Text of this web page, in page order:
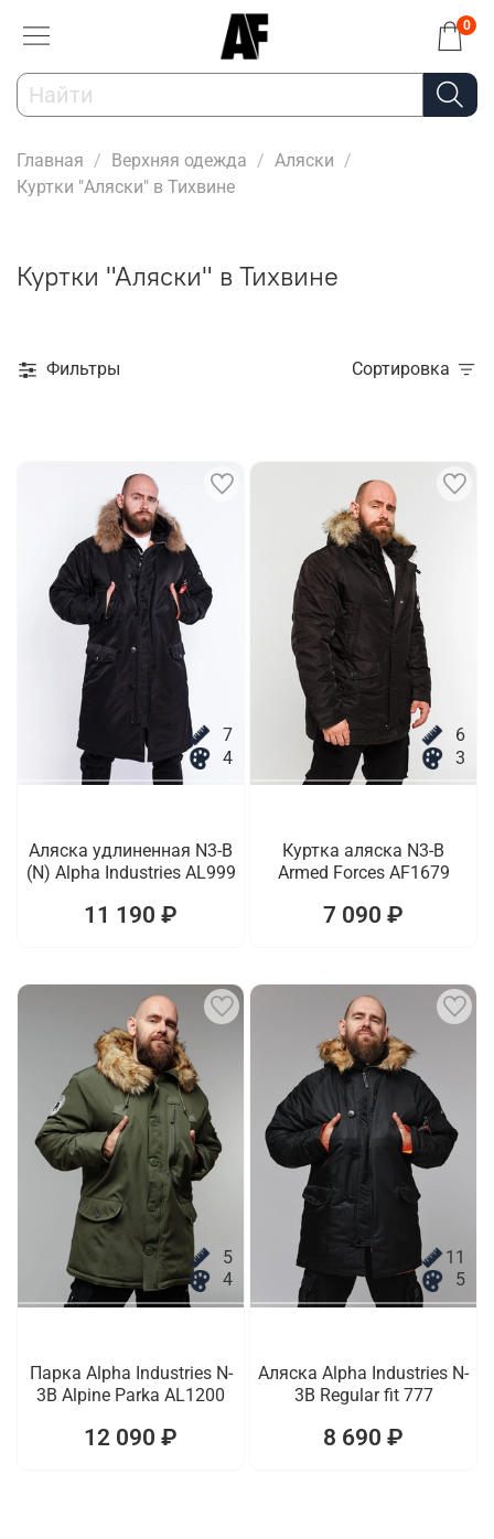
0
Главная Верхняя одежда
Аляски
Куртки "Аляски" в Тихвине
Куртки "Аляски" в Тихвине
Фильтры Сортировка
7
4
Аляска удлиненная N3-B
(N) Alpha Industries AL999
11 190 ₽
6
3
Куртка аляска N3-B
Armed Forces AF1679
7 090 ₽
5
4
Парка Alpha Industries N-
3B Alpine Parka AL1200
12 090 ₽
11
5
Аляска Alpha Industries N-
3B Regular fit 777
8 690 ₽